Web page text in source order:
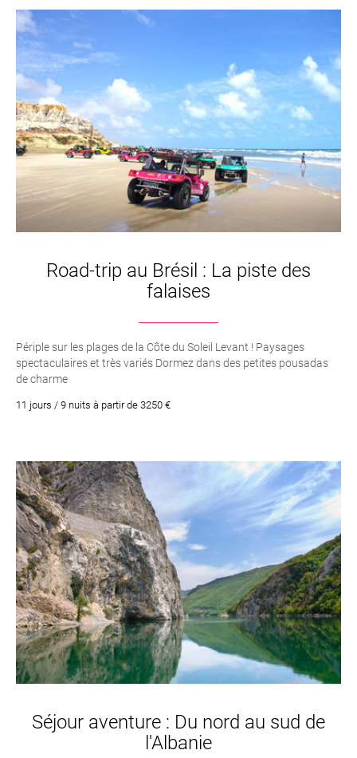
Road-trip au Brésil : La piste des
falaises
Périple sur les plages de la Côte du Soleil Levant ! Paysages
spectaculaires et très variés Dormez dans des petites pousadas
de charme
11 jours / 9 nuits à partir de 3250 €
Séjour aventure : Du nord au sud de
l'Albanie